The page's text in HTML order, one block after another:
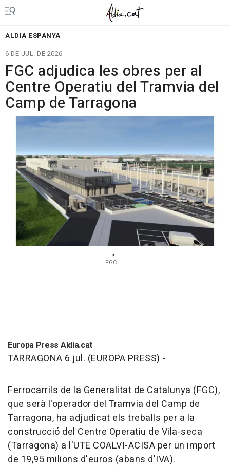
ALDIA ESPANYA
6 DE JUL. DE 2026
FGC adjudica les obres per al
Centre Operatiu del Tramvia del
Camp de Tarragona
FGC
Europa Press Aldia.cat
TARRAGONA 6 jul. (EUROPA PRESS) -
Ferrocarrils de la Generalitat de Catalunya (FGC),
que serà l'operador del Tramvia del Camp de
Tarragona, ha adjudicat els treballs per a la
construcció del Centre Operatiu de Vila-seca
(Tarragona) a l'UTE COALVI-ACISA per un import
de 19,95 milions d'euros (abans d'IVA).